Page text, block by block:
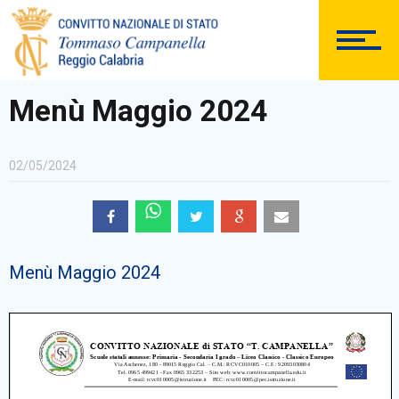
DOCUMENTAZIONE
PERSONALE
Comunicazioni Esterne
BACHECA SINDACALE
Menù Maggio 2024
02/05/2024
Menù Maggio 2024